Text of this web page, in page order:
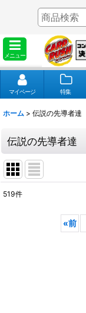
メニュー
マイページ 特集
ホーム > 伝説の先導者達
伝説の先導者達
519件
«前